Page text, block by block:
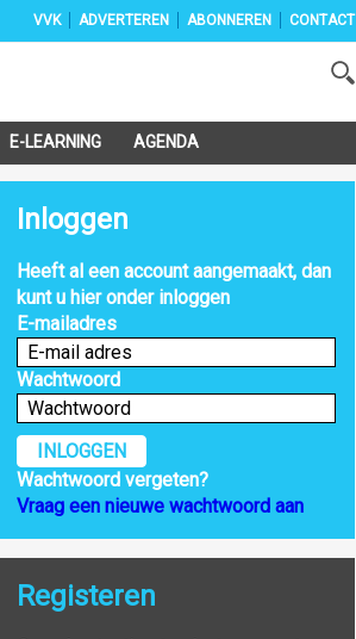
E-LEARNING AGENDA
VVK ADVERTEREN ABONNEREN CONTACT
Inloggen
Heeft al een account aangemaakt, dan
kunt u hier onder inloggen
E-mailadres
Wachtwoord
INLOGGEN
Wachtwoord vergeten?
Vraag een nieuwe wachtwoord aan
Registeren